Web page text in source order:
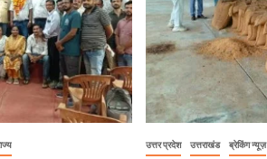
उत्तर प्रदेश उत्तराखंड ब्रेकिंग न्यूज़